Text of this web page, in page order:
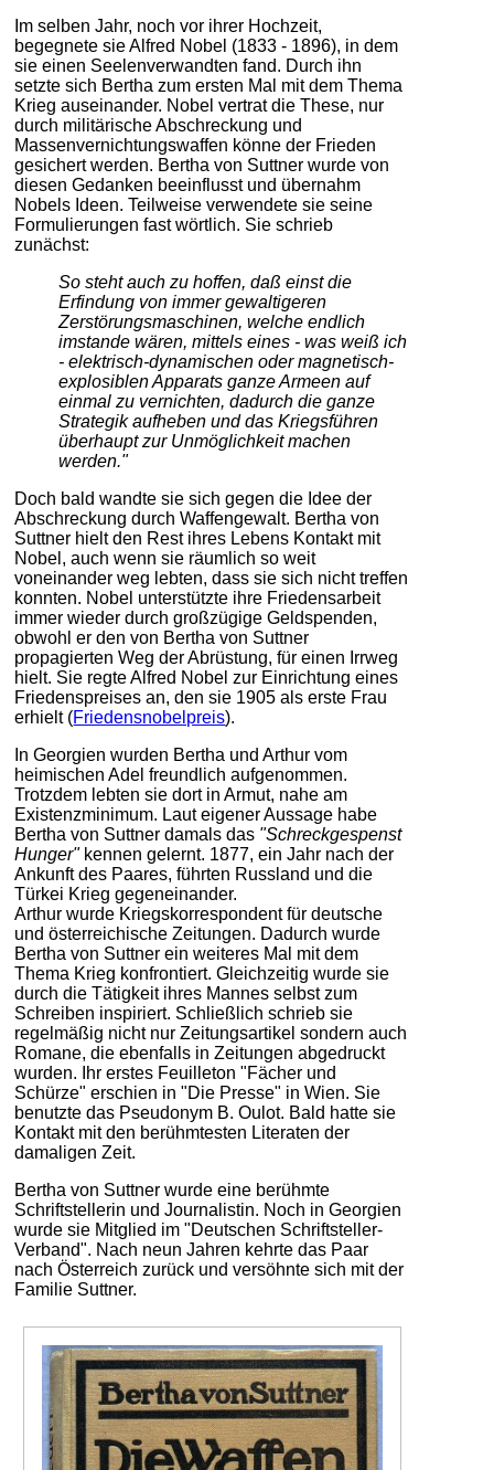
Im selben Jahr, noch vor ihrer Hochzeit,
begegnete sie Alfred Nobel (1833 - 1896), in dem
sie einen Seelenverwandten fand. Durch ihn
setzte sich Bertha zum ersten Mal mit dem Thema
Krieg auseinander. Nobel vertrat die These, nur
durch militärische Abschreckung und
Massenvernichtungswaffen könne der Frieden
gesichert werden. Bertha von Suttner wurde von
diesen Gedanken beeinflusst und übernahm
Nobels Ideen. Teilweise verwendete sie seine
Formulierungen fast wörtlich. Sie schrieb
zunächst:
So steht auch zu hoffen, daß einst die
Erfindung von immer gewaltigeren
Zerstörungsmaschinen, welche endlich
imstande wären, mittels eines - was weiß ich
- elektrisch-dynamischen oder magnetisch-
explosiblen Apparats ganze Armeen auf
einmal zu vernichten, dadurch die ganze
Strategik aufheben und das Kriegsführen
überhaupt zur Unmöglichkeit machen
werden."
Doch bald wandte sie sich gegen die Idee der
Abschreckung durch Waffengewalt. Bertha von
Suttner hielt den Rest ihres Lebens Kontakt mit
Nobel, auch wenn sie räumlich so weit
voneinander weg lebten, dass sie sich nicht treffen
konnten. Nobel unterstützte ihre Friedensarbeit
immer wieder durch großzügige Geldspenden,
obwohl er den von Bertha von Suttner
propagierten Weg der Abrüstung, für einen Irrweg
hielt. Sie regte Alfred Nobel zur Einrichtung eines
Friedenspreises an, den sie 1905 als erste Frau
erhielt (Friedensnobelpreis).
In Georgien wurden Bertha und Arthur vom
heimischen Adel freundlich aufgenommen.
Trotzdem lebten sie dort in Armut, nahe am
Existenzminimum. Laut eigener Aussage habe
Bertha von Suttner damals das "Schreckgespenst
Hunger"kennen gelernt. 1877, ein Jahr nach der
Ankunft des Paares, führten Russland und die
Türkei Krieg gegeneinander.
Arthur wurde Kriegskorrespondent für deutsche
und österreichische Zeitungen. Dadurch wurde
Bertha von Suttner ein weiteres Mal mit dem
Thema Krieg konfrontiert. Gleichzeitig wurde sie
durch die Tätigkeit ihres Mannes selbst zum
Schreiben inspiriert. Schließlich schrieb sie
regelmäßig nicht nur Zeitungsartikel sondern auch
Romane, die ebenfalls in Zeitungen abgedruckt
wurden. Ihr erstes Feuilleton "Fächer und
Schürze" erschien in "Die Presse" in Wien. Sie
benutzte das Pseudonym B. Oulot. Bald hatte sie
Kontakt mit den berühmtesten Literaten der
damaligen Zeit.
Bertha von Suttner wurde eine berühmte
Schriftstellerin und Journalistin. Noch in Georgien
wurde sie Mitglied im "Deutschen Schriftsteller-
Verband". Nach neun Jahren kehrte das Paar
nach Österreich zurück und versöhnte sich mit der
Familie Suttner.